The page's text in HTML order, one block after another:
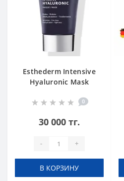
Esthederm Intensive
Hyaluronic Mask
0
30 000 тг.
- +
В КОРЗИНУ